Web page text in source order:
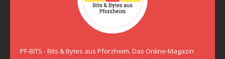
PF-BITS - Bits & Bytes aus Pforzheim. Das Online-Magazin